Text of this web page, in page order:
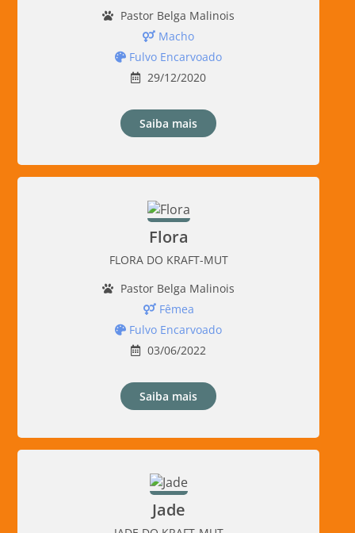
Pastor Belga Malinois
Macho
Fulvo Encarvoado
29/12/2020
Saiba mais
Flora
FLORA DO KRAFT-MUT
Pastor Belga Malinois
Fêmea
Fulvo Encarvoado
03/06/2022
Saiba mais
Jade